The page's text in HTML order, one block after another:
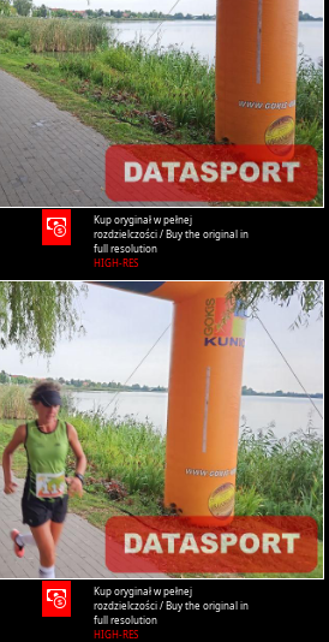
Kup oryginał w pełnej
rozdzielczości / Buy the original in
full resolution
HIGH-RES
Kup oryginał w pełnej
rozdzielczości / Buy the original in
full resolution
HIGH-RES